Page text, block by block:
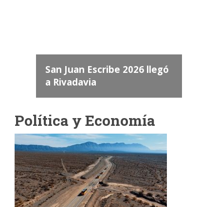
San Juan Escribe 2026 llegó
a Rivadavia
Política y Economía